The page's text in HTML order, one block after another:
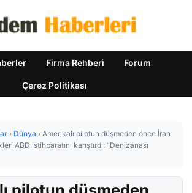
Firma Rehberi Forum
Çerez Politikası
› Dünya › Amerikalı pilotun düşmeden önce İran
ABD istihbaratını karıştırdı: “Denizanası